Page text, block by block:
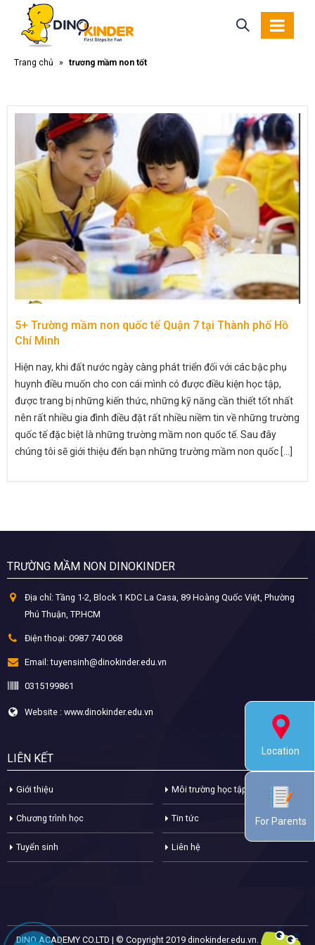
Trang chủ » trường mầm non tốt
5+ Trường mầm non quốc tế Quận 7 tại Thành phố Hồ
Chí Minh
Hiện nay, khi đất nước ngày càng phát triển đối với các bậc phụ
huynh điều muốn cho con cái mình có được điều kiện học tập,
được trang bị những kiến thức, những kỹ năng cần thiết tốt nhất
nên rất nhiều gia đình điều đặt rất nhiều niềm tin về những trường
quốc tế đặc biệt là những trường mầm non quốc tế. Sau đây
chúng tôi sẽ giới thiệu đến bạn những trường mầm non quốc [...]
TRƯỜNG MẦM NON DINOKINDER
Địa chỉ: Tầng 1-2, Block 1 KDC La Casa, 89 Hoàng Quốc Việt, Phường
Phú Thuận, TP.HCM
Điện thoại: 0987 740 068
Email: tuyensinh@dinokinder.edu.vn
0315199861
Website : www.dinokinder.edu.vn
LIÊN KẾT
Giới thiệu
Chương trình học
Tuyển sinh
Môi trường học tập
Tin tức
Liên hệ
DINO ACADEMY CO.LTD | © Copyright 2019 dinokinder.edu.vn. All Rights
Location
For Parents